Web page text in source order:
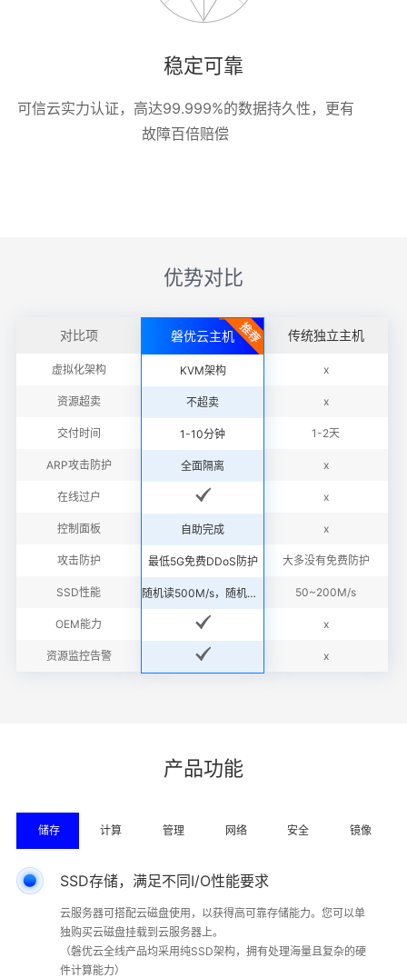
稳定可靠
可信云实力认证，高达99.999%的数据持久性，更有
故障百倍赔偿
优势对比
对比项
虚拟化架构
资源超卖
交付时间
ARP攻击防护
在线过户
控制面板
攻击防护
SSD性能
OEM能力
资源监控告警
磐优云主机
KVM架构
不超卖
1-10分钟
全面隔离
自助完成
最低5G免费DDoS防护
随机读500M/s，随机写300M/s
传统独立主机
x
x
1-2天
x
x
x
大多没有免费防护
50~200M/s
x
x
产品功能
储存 计算 管理 网络 安全 镜像
SSD存储，满足不同I/O性能要求
云服务器可搭配云磁盘使用，以获得高可靠存储能力。您可以单
独购买云磁盘挂载到云服务器上。
（磐优云全线产品均采用纯SSD架构，拥有处理海量且复杂的硬
件计算能力）